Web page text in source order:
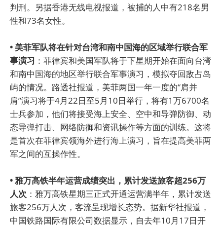
判刑。另据香港无线电视报道，被捕的人中有218名男
性和73名女性。
• 美菲军队将在针对台湾和南中国海的区域举行联合军
事演习 ：菲律宾和美国军队将于下星期开始在面向台湾
和南中国海的地区举行联合军事演习，模拟夺回敌占岛
屿的情况。路透社报道，美菲两国一年一度的“肩并
肩”演习将于4月22日至5月10日举行，将有1万6700名
士兵参加，他们将接受海上安全、空中和导弹防御、动
态导弹打击、网络防御和资讯操作等方面的训练。这将
是首次在菲律宾领海外进行海上演习，旨在提高美菲两
军之间的互操作性。
• 雅万高铁半年运营成绩突出，累计发送旅客超256万
人次 ：雅万高铁星期三正式开通运营满半年，累计发送
旅客256万人次，客流呈现增长态势。据新华社报道，
中国铁路国际有限公司数据显示，自去年10月17日开